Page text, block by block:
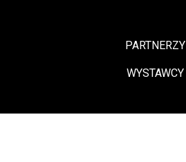
PARTNERZY
WYSTAWCY